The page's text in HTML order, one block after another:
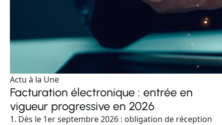
Actu à la Une
Facturation électronique : entrée en
vigueur progressive en 2026
1. Dès le 1er septembre 2026 : obligation de réception